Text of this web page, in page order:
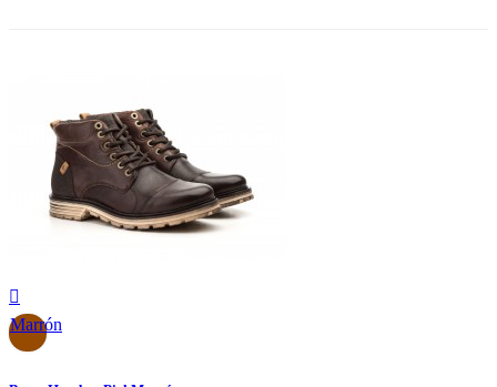

Marrón